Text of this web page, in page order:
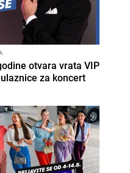
otvara vrata VIP
za koncert